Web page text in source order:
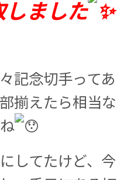
ました
記念切手ってあ
揃えたら相当な
してたけど、今